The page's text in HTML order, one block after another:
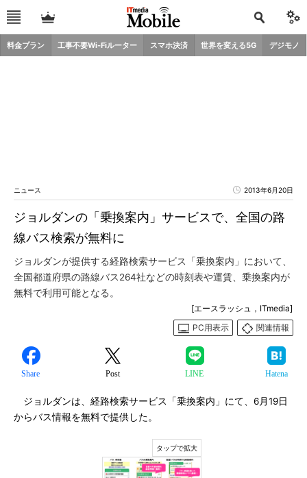
料金プラン 工事不要Wi-Fiルーター スマホ決済 世界を変える5G デジモノ
ニュース 2013年6月20日
ジョルダンの「乗換案内」サービスで、全国の路
線バス検索が無料に
ジョルダンが提供する経路検索サービス「乗換案内」において、
全国都道府県の路線バス264社などの時刻表や運賃、乗換案内が
無料で利用可能となる。
[エースラッシュ，ITmedia]
PC用表示
関連情報
Share Post LINE Hatena
ジョルダンは、経路検索サービス「乗換案内」にて、6月19日
からバス情報を無料で提供した。